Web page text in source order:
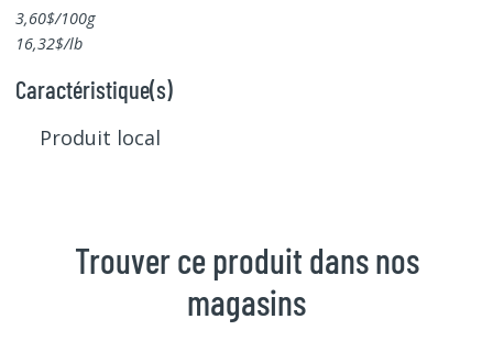
3,60$/100g
16,32$/lb
Caractéristique(s)
Produit local
Trouver ce produit dans nos
magasins